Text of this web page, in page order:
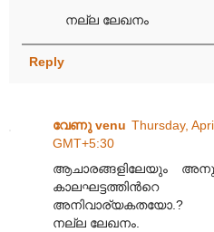
നല്ല ലേഖനം
Reply
വേണു venu Thursday,
GMT+5:30
ആചാരങ്ങളിലേയും
കാലഘട്ടത്തിന്‍റെ
അനിവാര്യകതയോ.?
നല്ല ലേഖനം.